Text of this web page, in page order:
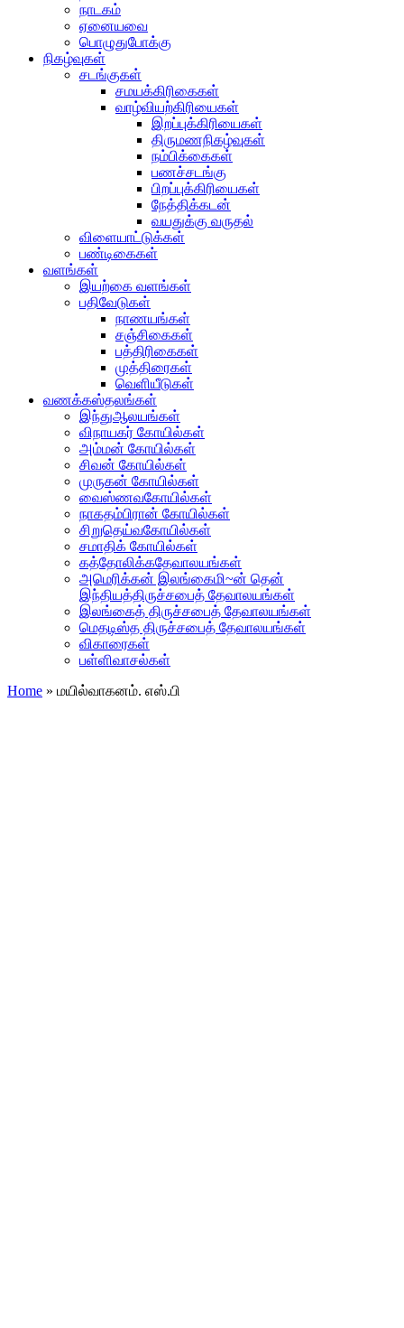
நாடகம்
ஏனையவை
பொழுதுபோக்கு
நிகழ்வுகள்
சடங்குகள்
சமயக்கிரிகைகள்
வாழ்வியற்கிரியைகள்
இறப்புக்கிரியைகள்
திருமணநிகழ்வுகள்
நம்பிக்கைகள்
பணச்சடங்கு
பிறப்புக்கிரியைகள்
நேத்திக்கடன்
வயதுக்கு வருதல்
விளையாட்டுக்கள்
பண்டிகைகள்
வளங்கள்
இயற்கை வளங்கள்
பதிவேடுகள்
நாணயங்கள்
சஞ்சிகைகள்
பத்திரிகைகள்
முத்திரைகள்
வெளியீடுகள்
வணக்கஸ்தலங்கள்
இந்துஆலயங்கள்
விநாயகர் கோயில்கள்
அம்மன் கோயில்கள்
சிவன் கோயில்கள்
முருகன் கோயில்கள்
வைஸ்ணவகோயில்கள்
நாகதம்பிரான் கோயில்கள்
சிறுதெய்வகோயில்கள்
சமாதிக் கோயில்கள்
கத்தோலிக்கதேவாலயங்கள்
அமெரிக்கன் இலங்கைமி~ன் தென்
இந்தியத்திருச்சபைத் தேவாலயங்கள்
இலங்கைத் திருச்சபைத் தேவாலயங்கள்
மெதடிஸ்த திருச்சபைத் தேவாலயங்கள்
விகாரைகள்
பள்ளிவாசல்கள்
Home » மயில்வாகனம். எஸ்.பி